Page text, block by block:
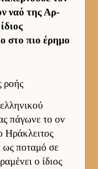
ναό της Αρ­
στο πιο έρημο
ροής
πάγωνε το ον
Ηράκλει­τος
ως ποταμό σε
ο ίδιος